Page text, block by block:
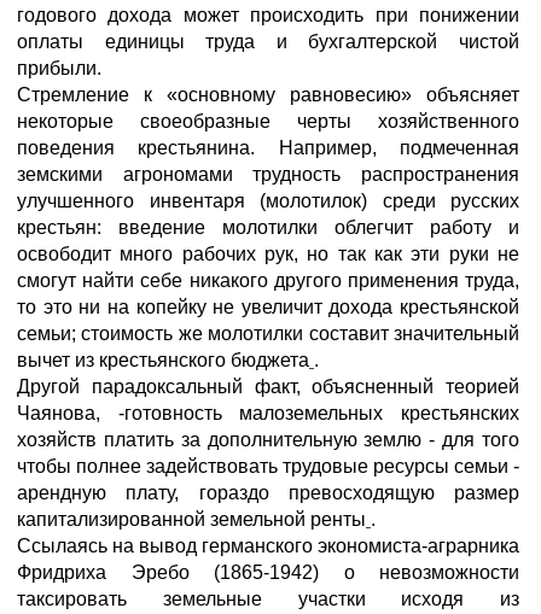
годового дохода может происходить при понижении
оплаты единицы труда и бухгалтерской чистой
прибыли.
Стремление к «основному равновесию» объясняет
некоторые своеобразные черты хозяйственного
поведения крестьянина. Например, подмеченная
земскими агрономами трудность распространения
улучшенного инвентаря (молотилок) среди русских
крестьян: введение молотилки облегчит работу и
освободит много рабочих рук, но так как эти руки не
смогут найти себе никакого другого применения труда,
то это ни на копейку не увеличит дохода крестьянской
семьи; стоимость же молотилки составит значительный
вычет из крестьянского бюджета .
Другой парадоксальный факт, объясненный теорией
Чаянова, -готовность малоземельных крестьянских
хозяйств платить за дополнительную землю - для того
чтобы полнее задействовать трудовые ресурсы семьи -
арендную плату, гораздо превосходящую размер
капитализированной земельной ренты .
Ссылаясь на вывод германского экономиста-аграрника
Фридриха Эребо (1865-1942) о невозможности
таксировать земельные участки исходя из